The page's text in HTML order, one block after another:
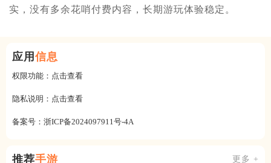
实，没有多余花哨付费内容，长期游玩体验稳定。
应用 信息
权限功能： 点击查看
隐私说明： 点击查看
备案号： 浙ICP备2024097911号-4A
推荐手游 更多 +